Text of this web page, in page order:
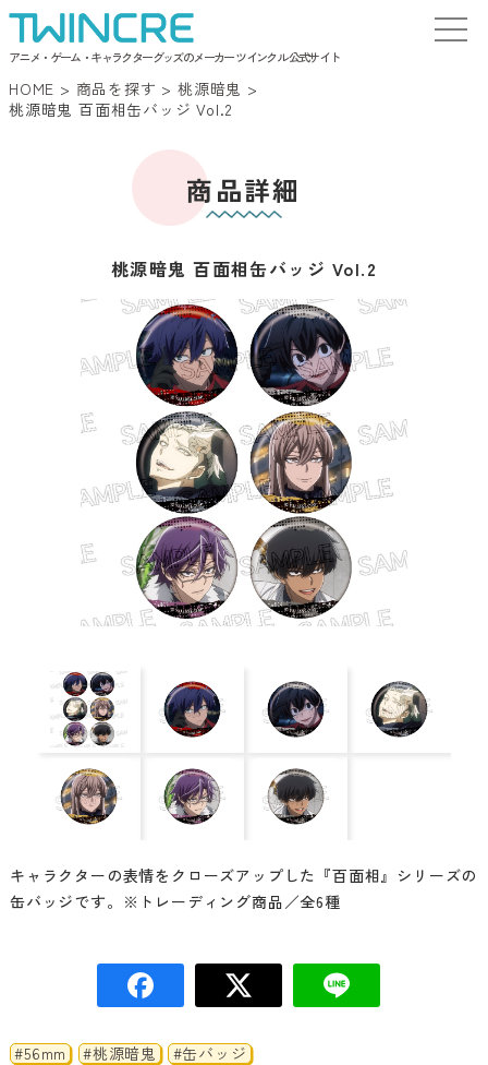
アニメ・ゲーム・キャラクターグッズのメーカー ツインクル 公式サイト
HOME > 商品を探す >桃源暗鬼 >
桃源暗鬼 百面相缶バッジ Vol.2
商品詳細
桃源暗鬼 百面相缶バッジ Vol.2
キャラクターの表情をクローズアップした『百面相』シリーズの
缶バッジです。※トレーディング商品／全6種
#56mm #桃源暗鬼
#缶バッジ